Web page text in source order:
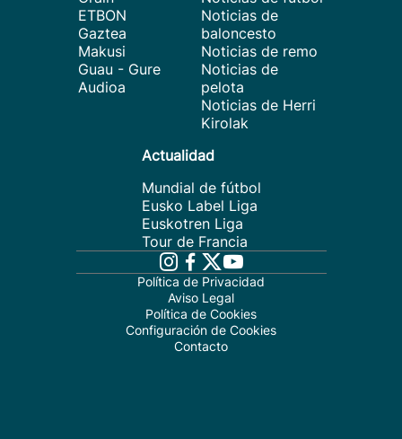
ETBON
Gaztea
Makusi
Guau - Gure
Audioa
Noticias de
baloncesto
Noticias de remo
Noticias de
pelota
Noticias de Herri
Kirolak
Actualidad
Mundial de fútbol
Eusko Label Liga
Euskotren Liga
Tour de Francia
Política de Privacidad
Aviso Legal
Política de Cookies
Configuración de Cookies
Contacto